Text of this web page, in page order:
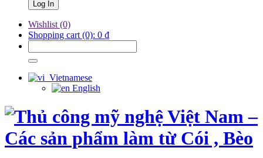
Wishlist (0)
Shopping cart (0): 0 ₫
Vietnamese
English